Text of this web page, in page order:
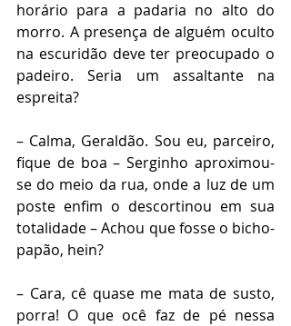
horário para a padaria no alto do
morro. A presença de alguém oculto
na escuridão deve ter preocupado o
padeiro. Seria um assaltante na
espreita?
– Calma, Geraldão. Sou eu, parceiro,
fique de boa – Serginho aproximou-
se do meio da rua, onde a luz de um
poste enfim o descortinou em sua
totalidade – Achou que fosse o bicho-
papão, hein?
– Cara, cê quase me mata de susto,
porra! O que ocê faz de pé nessa